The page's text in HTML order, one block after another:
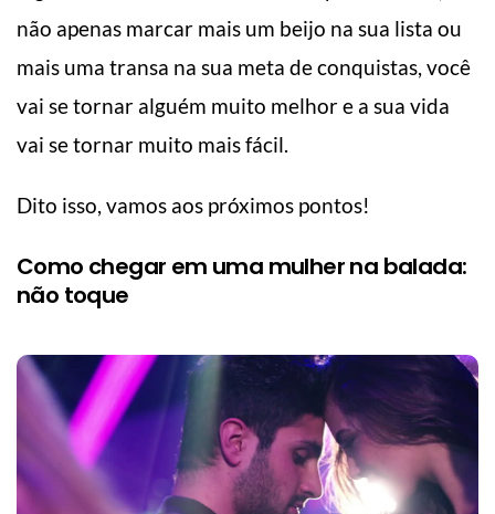
não apenas marcar mais um beijo na sua lista ou
mais uma transa na sua meta de conquistas, você
vai se tornar alguém muito melhor e a sua vida
vai se tornar muito mais fácil.
Dito isso, vamos aos próximos pontos!
Como chegar em uma mulher na balada:
não toque